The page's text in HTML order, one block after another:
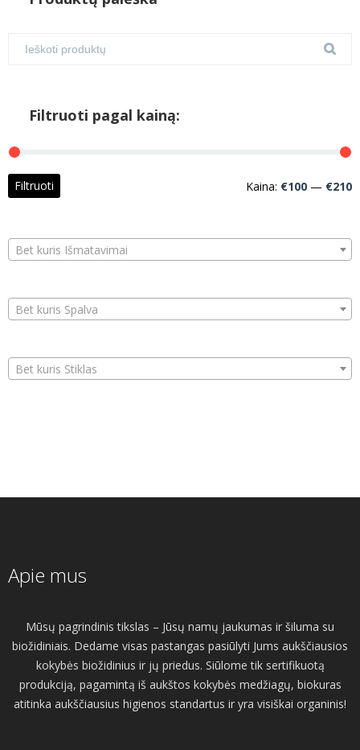
Filtruoti pagal kainą:
Filtruoti Kaina: €100 — €210
Bet kuris Išmatavimai
Bet kuris Spalva
Bet kuris Stiklas
Apie mus
Mūsų pagrindinis tikslas – Jūsų namų jaukumas ir šiluma su
biožidiniais. Dedame visas pastangas pasiūlyti Jums aukščiausios
kokybės biožidinius ir jų priedus. Siūlome tik sertifikuotą
produkciją, pagamintą iš aukštos kokybės medžiagų, biokuras
atitinka aukščiausius higienos standartus ir yra visiškai organinis!